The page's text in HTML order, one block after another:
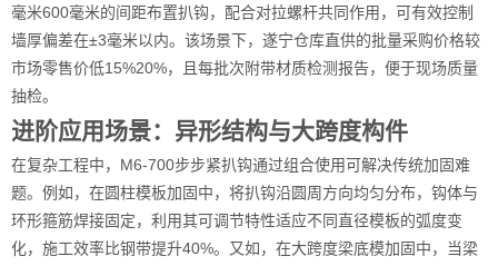
毫米600毫米的间距布置扒钩，配合对拉螺杆共同作用，可有效控制
墙厚偏差在±3毫米以内。该场景下，遂宁仓库直供的批量采购价格较
市场零售价低15%20%，且每批次附带材质检测报告，便于现场质量
抽检。
进阶应用场景：异形结构与大跨度构件
在复杂工程中，M6-700步步紧扒钩通过组合使用可解决传统加固难
题。例如，在圆柱模板加固中，将扒钩沿圆周方向均匀分布，钩体与
环形箍筋焊接固定，利用其可调节特性适应不同直径模板的弧度变
化，施工效率比钢带提升40%。又如，在大跨度梁底模加固中，当梁